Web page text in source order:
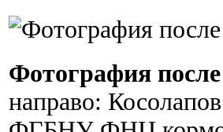
Фотография
направо: